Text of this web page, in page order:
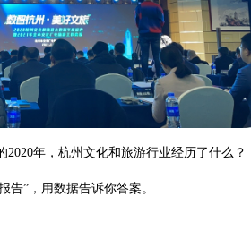
2020年，杭州文化和旅游行业经历了什么？
”，用数据告诉你答案。